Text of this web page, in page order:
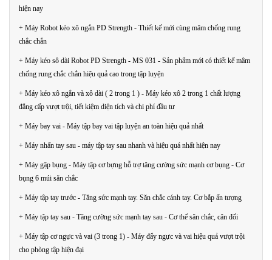
hiện nay
+ Máy Robot kéo xô ngắn PD Strength - Thiết kế mới cùng mâm chống rung
chắc chắn
+ Máy kéo sô dài Robot PD Strength - MS 031 - Sản phẩm mới có thiết kế mâm
chống rung chắc chắn hiệu quả cao trong tập luyện
+ Máy kéo xô ngắn và xô dài ( 2 trong 1 ) - Máy kéo xô 2 trong 1 chất lượng
đẳng cấp vượt trội, tiết kiệm diện tích và chi phí đầu tư
+ Máy bay vai - Máy tập bay vai tập luyện an toàn hiệu quả nhất
+ Máy nhấn tay sau - máy tập tay sau nhanh và hiệu quá nhất hiện nay
+ Máy gập bụng - Máy tập cơ bựng hỗ trợ tăng cường sức mạnh cơ bụng - Cơ
bụng 6 múi săn chắc
+ Máy tập tay trước - Tăng sức mạnh tay. Săn chắc cánh tay. Cơ bắp ấn tượng
+ Máy tập tay sau - Tăng cường sức mạnh tay sau - Cơ thể săn chắc, cân đối
+ Máy tập cơ ngực và vai (3 trong 1) - Máy đẩy ngực và vai hiệu quả vượt trội
cho phòng tập hiện đại